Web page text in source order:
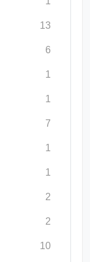
13
6
1
1
7
1
1
2
2
10